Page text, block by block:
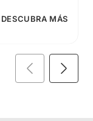
DESCUBRA MÁS